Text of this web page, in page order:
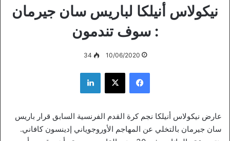
نيكولاس أنيلكا لباريس سان جيرمان
: سوف تندمون
10/06/2020
34
فيسبوك ‫X لينكدإن
عارض نيكولاس أنيلكا نجم كرة القدم الفرنسية السابق قرار باريس
سان جيرمان بالتخلي عن المهاجم الأوروجوياني إدينسون كافاني.